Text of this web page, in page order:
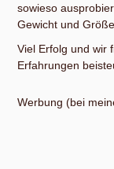
sowieso
Gewicht und
Viel Erfolg und wir
Erfahrungen
Werbung (bei